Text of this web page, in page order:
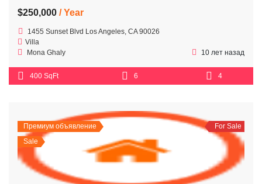
$250,000 / Year
1455 Sunset Blvd Los Angeles, CA 90026
Villa
Mona Ghaly
10 лет назад
400 SqFt 6 4
Премиум объявление
Sale
For Sale